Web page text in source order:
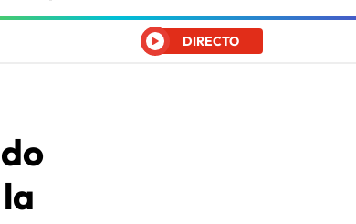
DIRECTO